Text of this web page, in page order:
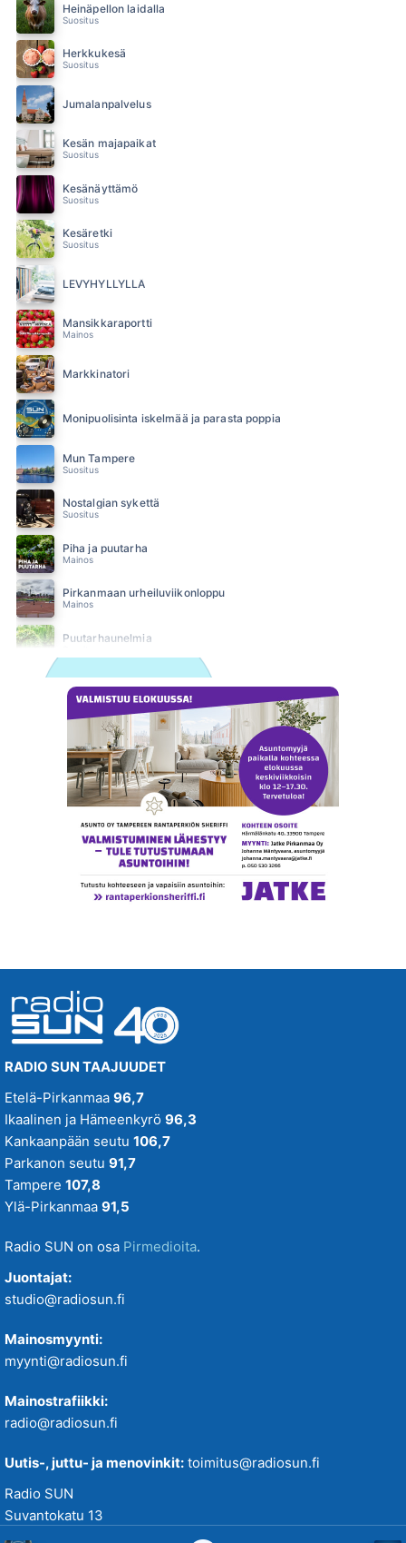
Heinäpellon laidalla
Suositus
Herkkukesä
Suositus
Jumalanpalvelus
Kesän majapaikat
Suositus
Kesänäyttämö
Suositus
Kesäretki
Suositus
LEVYHYLLYLLÄ
Mansikkaraportti
Mainos
Markkinatori
Monipuolisinta iskelmää ja parasta poppia
Mun Tampere
Suositus
Nostalgian sykettä
Suositus
Piha ja puutarha
Mainos
Pirkanmaan urheiluviikonloppu
Mainos
Puutarhaunelmia
SUN Ilta
SUN Iltapäivä
SUN Keskipäivä
Suositus
SUN Kesästoppi
Suositus
SUN Uutiset
SUN Viihteelle -toivekonsertti
Tampereenkiäliset uutiset
Tiistaitanssit klo 19-21
VIIKONLOPUN MENOVINKIT
RADIO SUN TAAJUUDET
Etelä-Pirkanmaa 96,7
Ikaalinen ja Hämeenkyrö 96,3
Kankaanpään seutu 106,7
Parkanon seutu 91,7
Tampere 107,8
Ylä-Pirkanmaa 91,5
Radio SUN on osa Pirmedioita.
Juontajat:
studio@radiosun.fi
Mainosmyynti:
myynti@radiosun.fi
Mainostrafiikki:
radio@radiosun.fi
Uutis-, juttu- ja menovinkit: toimitus@radiosun.fi
Radio SUN
Suvantokatu 13
33100 Tampere